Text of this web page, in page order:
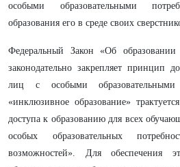
особыми образовательными
образования его в среде своих
Федеральный Закон «Об
законодательно закрепляет принцип
лиц с особыми образовательными
«инклюзивное образование»
доступа к образованию для всех
особых образовательных
возможностей». Для обеспечения